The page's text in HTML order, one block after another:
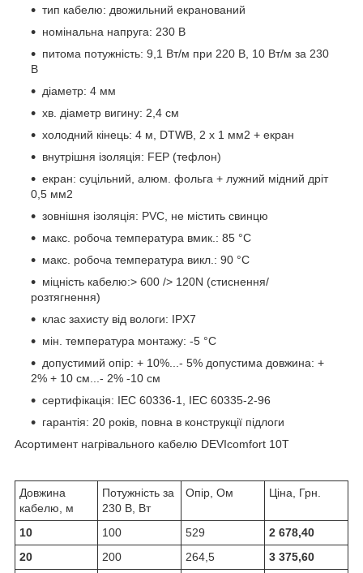
тип кабелю: двожильний екранований
номінальна напруга: 230 В
питома потужність: 9,1 Вт/м при 220 В, 10 Вт/м за 230
В
діаметр: 4 мм
хв. діаметр вигину: 2,4 см
холодний кінець: 4 м, DTWB, 2 х 1 мм2 + екран
внутрішня ізоляція: FEP (тефлон)
екран: суцільний, алюм. фольга + лужний мідний дріт
0,5 мм2
зовнішня ізоляція: PVC, не містить свинцю
макс. робоча температура вмик.: 85 °C
макс. робоча температура викл.: 90 °C
міцність кабелю:> 600 /> 120N (стиснення/
розтягнення)
клас захисту від вологи: IPX7
мін. температура монтажу: -5 °C
допустимий опір: + 10%...- 5% допустима довжина: +
2% + 10 см...- 2% -10 см
сертифікація: IEC 60336-1, IEC 60335-2-96
гарантія: 20 років, повна в конструкції підлоги
Асортимент нагрівального кабелю DEVIcomfort 10T
Довжина
кабелю, м
Потужність за
230 В, Вт
Опір, Ом Ціна, Грн.
10 100 529
2 678,40
20
200 264,5
3 375,60